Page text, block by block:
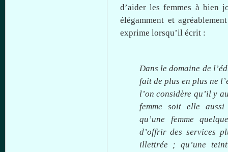
d’aider les femmes à bien
élégamment et
exprime lorsqu’il écrit :
Dans le domaine de
fait de plus en plus ne
l’on considère qu’ily
femme soit elle
qu’une femme
d’offrir des services
illettrée ; qu’une